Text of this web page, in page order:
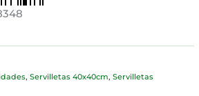
, Servilletas 40x40cm, Servilletas